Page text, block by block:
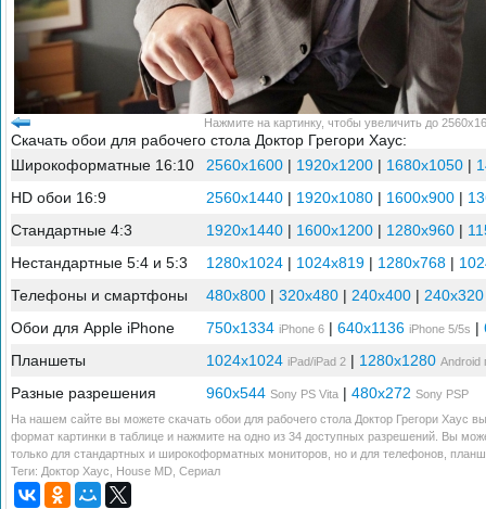
Нажмите на картинку, чтобы увеличить до
Скачать обои для рабочего стола Доктор Грегори Хаус:
Широкоформатные 16:10
2560x1600 | 1920x1200 | 1680x1050 |
HD обои 16:9
2560x1440 | 1920x1080 | 1600x900 |
Стандартные 4:3
1920x1440 | 1600x1200 | 1280x960 |
Нестандартные 5:4 и 5:3
1280x1024 | 1024x819 | 1280x768 |
Телефоны и смартфоны
480x800 | 320x480 | 240x400 | 240x320
Обои для Apple iPhone
750x1334 iPhone 6 | 640x1136 iPhone 5/5s |
Планшеты
1024x1024 iPad/iPad 2 | 1280x1280 Android
Разные разрешения 960x544 Sony PS Vita | 480x272 Sony PSP
На нашем сайте вы можете скачать обои для рабочего стола Доктор Грегори Хаус
формат картинки в таблице и нажмите на одно из 34 доступных разрешений. Вы
только для стандартных и широкоформатных мониторов, но и для телефонов,
Теги: Доктор Хаус House MD Сериал